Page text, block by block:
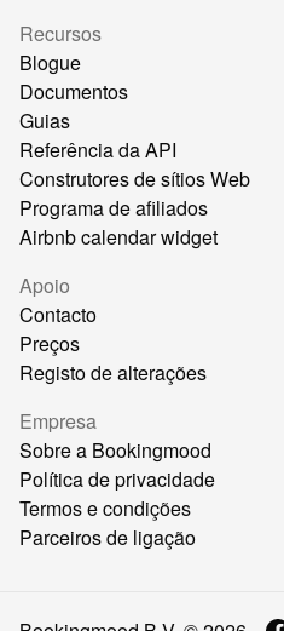
Recursos
Blogue
Documentos
Guias
Referência da API
Construtores de sítios Web
Programa de afiliados
Airbnb calendar widget
Apoio
Contacto
Preços
Registo de alterações
Empresa
Sobre a Bookingmood
Política de privacidade
Termos e condições
Parceiros de ligação